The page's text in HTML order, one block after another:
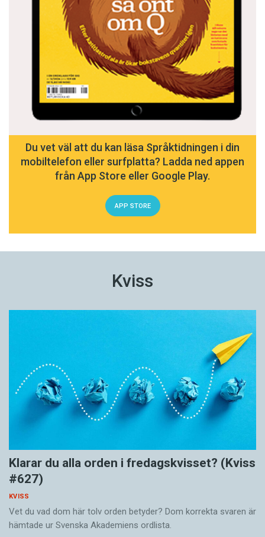
Du vet väl att du kan läsa Språktidningen i din
mobiltelefon eller surfplatta? Ladda ned appen
från App Store eller Google Play.
APP STORE
Kviss
Klarar du alla orden i fredagskvisset? (Kviss
#627)
KVISS
Vet du vad dom här tolv orden betyder? Dom korrekta svaren är
hämtade ur Svenska Akademiens ordlista.